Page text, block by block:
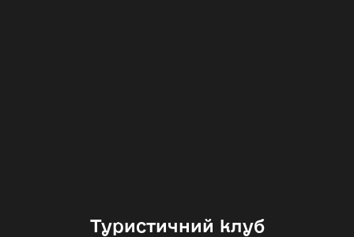
Туристичний клуб